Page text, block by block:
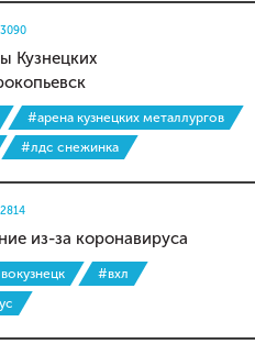
3090
Кузнецких
#арена кузнецких металлургов
#лдс снежинка
2814
из-за коронавируса
#вхл